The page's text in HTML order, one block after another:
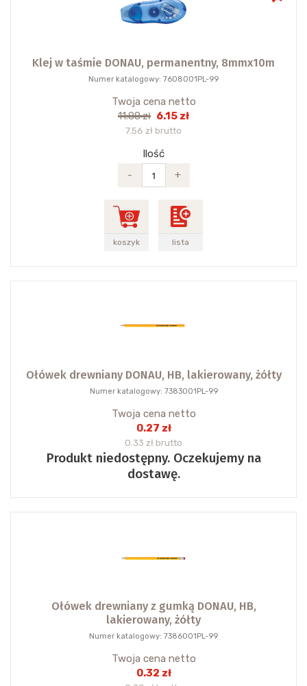
Klej w taśmie DONAU, permanentny, 8mmx10m
Numer katalogowy: 7608001PL-99
Twoja cena netto
11.88 zł 6.15 zł
7.56 zł brutto
Ilość
-
+
koszyk lista
Ołówek drewniany DONAU, HB, lakierowany, żółty
Numer katalogowy: 7383001PL-99
Twoja cena netto
0.27 zł
0.33 zł brutto
Produkt niedostępny. Oczekujemy na
dostawę.
Ołówek drewniany z gumką DONAU, HB,
lakierowany, żółty
Numer katalogowy: 7386001PL-99
Twoja cena netto
0.32 zł